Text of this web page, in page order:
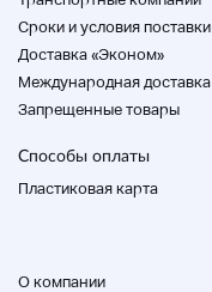
Cроки и условия поставки
Доставка «Эконом»
Международная доставка
Запрещенные товары
Способы оплаты
Пластиковая карта
О компании